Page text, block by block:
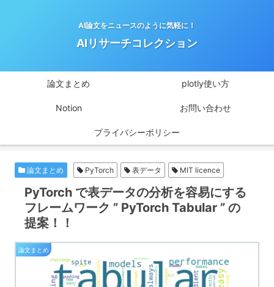
AI論文をニュースのように気軽に！
AIリサーチコレクション
論文まとめ plotly使い方
Notion お問い合わせ
プライバシーポリシー
論文まとめ PyTorch 表データ MIT licence
PyTorch で表データの分析を容易にする
フレームワーク ” PyTorch Tabular ” の
提案！！
論文まとめ